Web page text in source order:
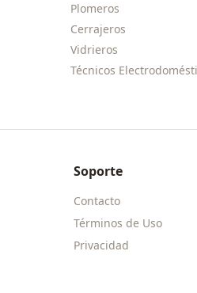
Plomeros
Cerrajeros
Vidrieros
Técnicos
Soporte
Contacto
Términos de Uso
Privacidad